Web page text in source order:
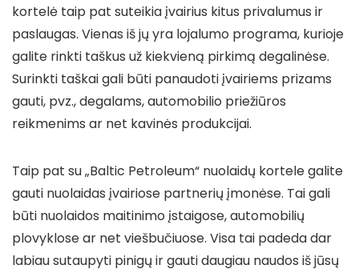
kortelė taip pat suteikia įvairius kitus privalumus ir
paslaugas. Vienas iš jų yra lojalumo programa, kurioje
galite rinkti taškus už kiekvieną pirkimą degalinėse.
Surinkti taškai gali būti panaudoti įvairiems prizams
gauti, pvz., degalams, automobilio priežiūros
reikmenims ar net kavinės produkcijai.
Taip pat su „Baltic Petroleum“ nuolaidų kortele galite
gauti nuolaidas įvairiose partnerių įmonėse. Tai gali
būti nuolaidos maitinimo įstaigose, automobilių
plovyklose ar net viešbučiuose. Visa tai padeda dar
labiau sutaupyti pinigų ir gauti daugiau naudos iš jūsų